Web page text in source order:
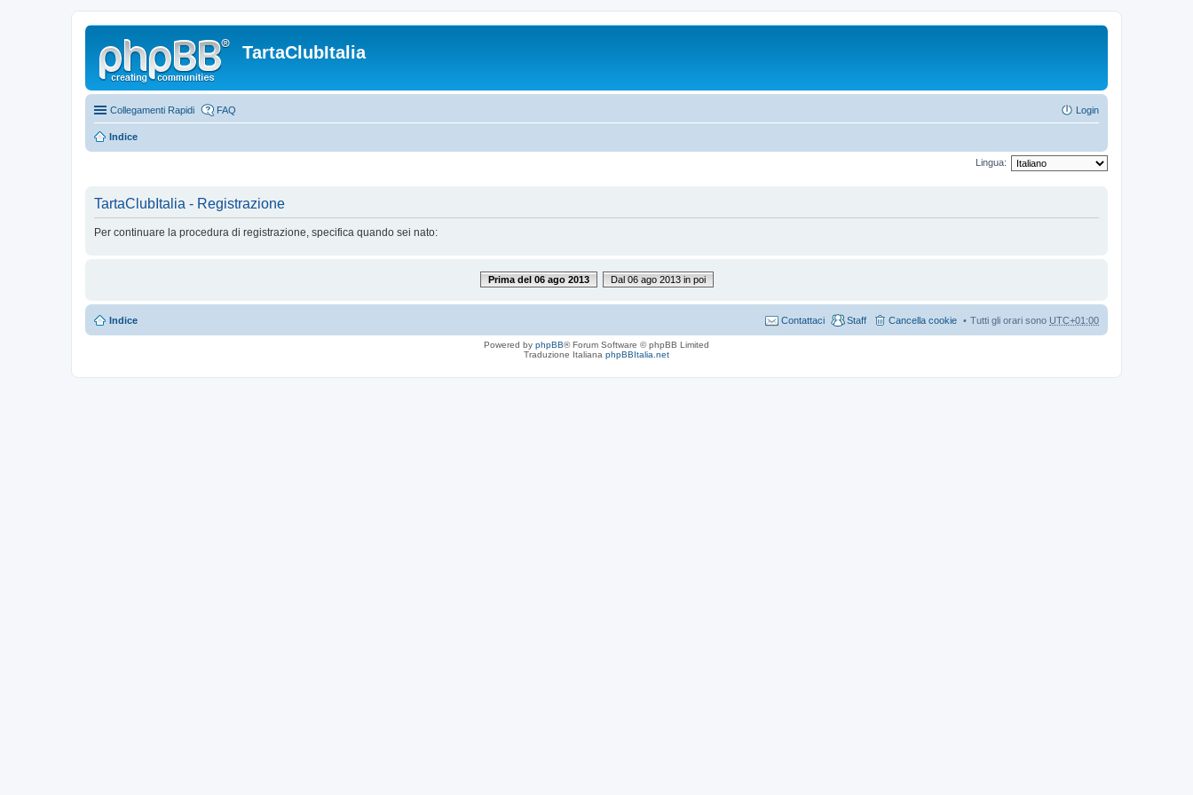
TartaClubItalia
Collegamenti Rapidi FAQ Login
Indice
Lingua:
TartaClubItalia - Registrazione
Per continuare la procedura di registrazione, specifica quando sei nato:
Prima del 06 ago 2013 Dal 06 ago 2013 in poi
Indice Tutti gli orari sono UTC+01:00
Cancella cookie
Staff
Contattaci
Powered by phpBB® Forum Software © phpBB Limited
Traduzione Italiana phpBBItalia.net